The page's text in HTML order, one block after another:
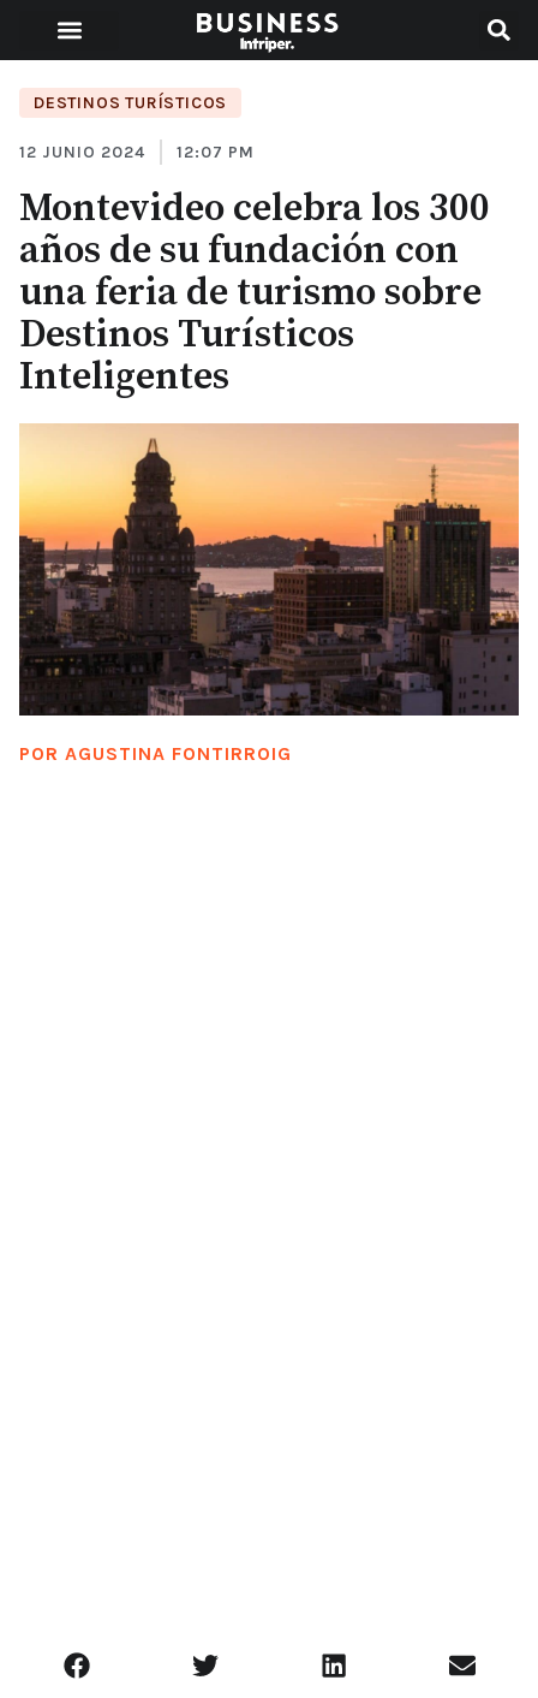
DESTINOS TURÍSTICOS
12 JUNIO 2024 12:07 PM
Montevideo celebra los 300
años de su fundación con
una feria de turismo sobre
Destinos Turísticos
Inteligentes
POR AGUSTINA FONTIRROIG